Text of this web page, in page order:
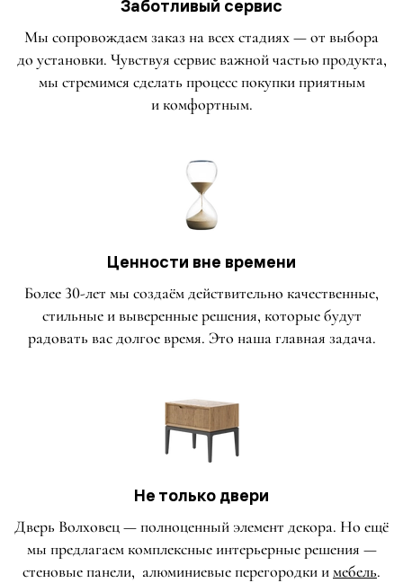
Заботливый сервис
Мы сопровождаем заказ на всех стадиях — от выбора
до установки. Чувствуя сервис важной частью продукта,
мы стремимся сделать процесс покупки приятным
и комфортным.
Ценности вне времени
Более 30-лет мы создаём действительно качественные,
стильные и выверенные решения, которые будут
радовать вас долгое время. Это наша главная задача.
Не только двери
Дверь Волховец — полноценный элемент декора. Но ещё
мы предлагаем комплексные интерьерные решения —
стеновые панели, алюминиевые перегородки имебель.